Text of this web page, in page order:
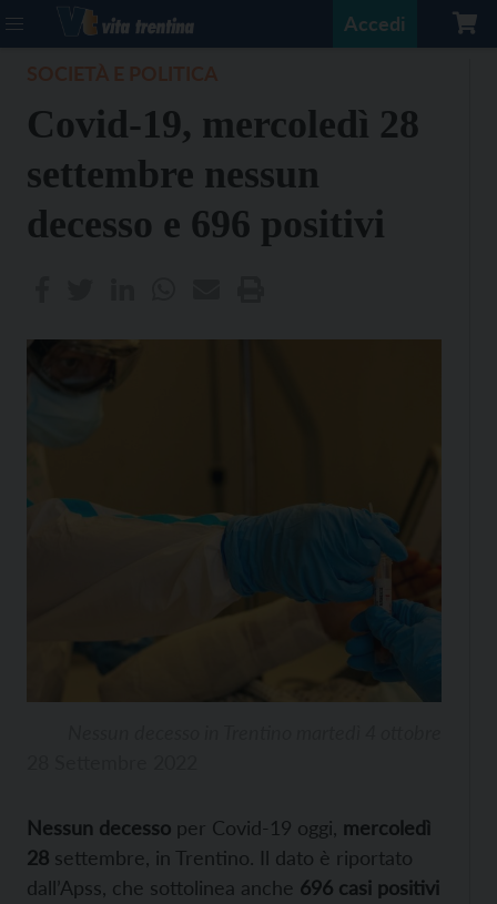
Accedi
Covid-19, mercoledì 28
settembre nessun
decesso e 696 positivi
Nessun decesso per Covid-19 oggi, mercoledì
28 settembre, in Trentino. Il dato è riportato
dall’Apss, che sottolinea anche 696 casi positivi